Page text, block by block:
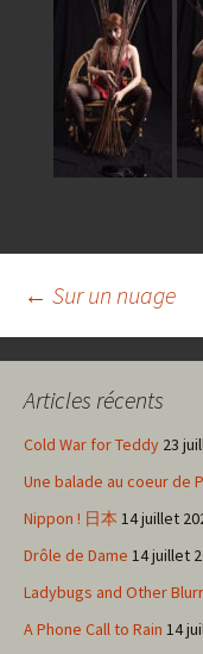
des
← Sur un nuage
Articles récents
Cold War for Teddy 23
Une balade au coeur de
Nippon ! 日本 14 juillet
Drôle de Dame 14 juillet
Ladybugs and Other
A Phone Call to Rain 14